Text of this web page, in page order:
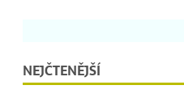
NEJČTENĚJŠÍ